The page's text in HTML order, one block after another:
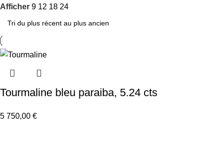
Afficher 9 12 18 24
Tourmaline bleu paraiba, 5.24 cts
5 750,00 €